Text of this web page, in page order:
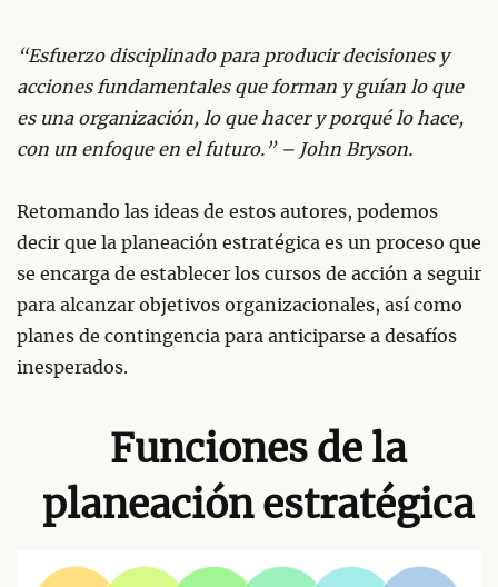
“Esfuerzo disciplinado para producir decisiones y
acciones fundamentales que forman y guían lo que
es una organización, lo que hacer y porqué lo hace,
con un enfoque en el futuro.” – John Bryson.
Retomando las ideas de estos autores, podemos
decir que la planeación estratégica es un proceso que
se encarga de establecer los cursos de acción a seguir
para alcanzar objetivos organizacionales, así como
planes de contingencia para anticiparse a desafíos
inesperados.
Funciones de la
planeación estratégica